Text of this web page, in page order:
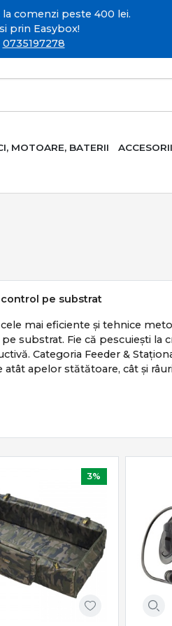
comenzi peste 400 lei.
prin Easybox!
0735197278
MOTOARE, BATERII ACCESORII
pe substrat
mai eficiente și tehnice
substrat. Fie că pescuiești la
Categoria Feeder &
apelor stătătoare, cât și
completă de echipamente:
și putere echilibrată
constantă
3%